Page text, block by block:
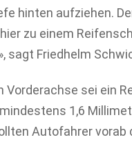
hinten aufziehen.
zu einem
sagt Friedhelm
Vorderachse sei ein
1,6
Autofahrer vorab